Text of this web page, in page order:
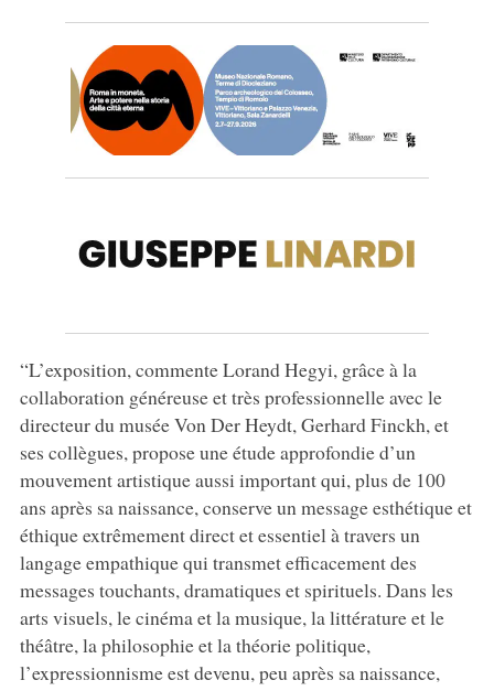
“L’exposition, commente Lorand Hegyi, grâce à la
collaboration généreuse et très professionnelle avec le
directeur du musée Von Der Heydt, Gerhard Finckh, et
ses collègues, propose une étude approfondie d’un
mouvement artistique aussi important qui, plus de 100
ans après sa naissance, conserve un message esthétique et
éthique extrêmement direct et essentiel à travers un
langage empathique qui transmet efficacement des
messages touchants, dramatiques et spirituels. Dans les
arts visuels, le cinéma et la musique, la littérature et le
théâtre, la philosophie et la théorie politique,
l’expressionnisme est devenu, peu après sa naissance,